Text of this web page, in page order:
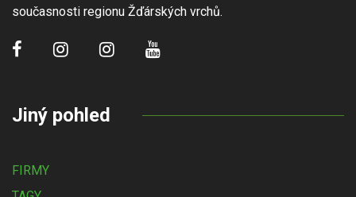
současnosti regionu Žďárských vrchů.
Jiný pohled
FIRMY